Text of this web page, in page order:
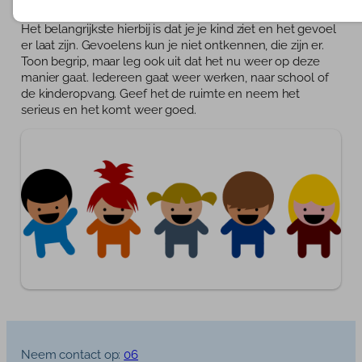
Het belangrijkste hierbij is dat je je kind ziet en het gevoel
er laat zijn. Gevoelens kun je niet ontkennen, die zijn er.
Toon begrip, maar leg ook uit dat het nu weer op deze
manier gaat. Iedereen gaat weer werken, naar school of
de kinderopvang. Geef het de ruimte en neem het
serieus en het komt weer goed.
Neem contact op:06